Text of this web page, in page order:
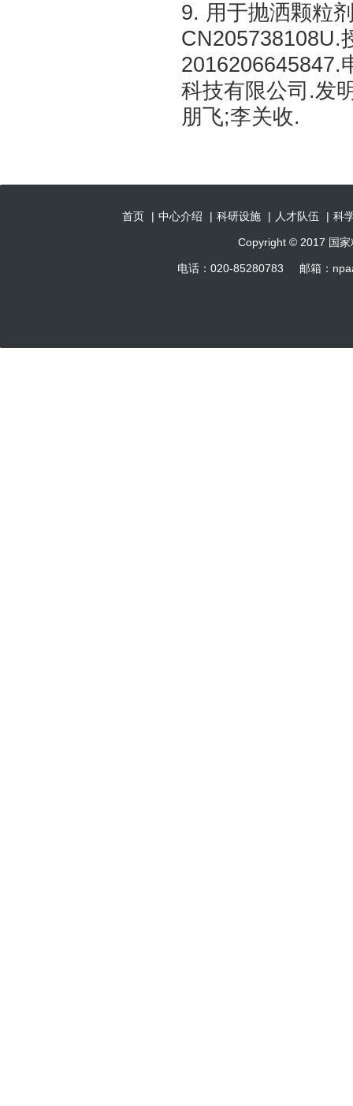
9. 用于抛洒颗粒
CN205738108U.
2016206645847.
科技有限公司.发
朋飞;李关收.
首页 | 中心介绍 | 科研设施 | 人才队伍 | 科
Copyright © 2017 国
电话：020-85280783 邮箱：